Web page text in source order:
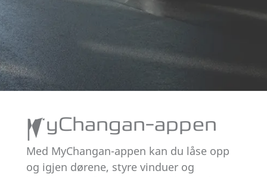
Foto: Kvinne nærmer seg Changan Deepal S05 i fargen
Med MyChangan-appen kan du låse opp
og igjen dørene, styre vinduer og
bagasjerom, finne bilen med lyd og lys,